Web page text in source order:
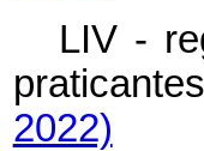
LIV -
2022)